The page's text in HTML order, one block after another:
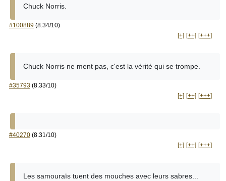
Chuck Norris.
#100889 (8.34/10)
[+] [++] [+++]
Chuck Norris ne ment pas, c'est la vérité qui se trompe.
#35793 (8.33/10)
[+] [++] [+++]
#40270 (8.31/10)
[+] [++] [+++]
Les samouraïs tuent des mouches avec leurs sabres...